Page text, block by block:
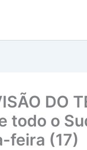
DO
todo o
feira (17)